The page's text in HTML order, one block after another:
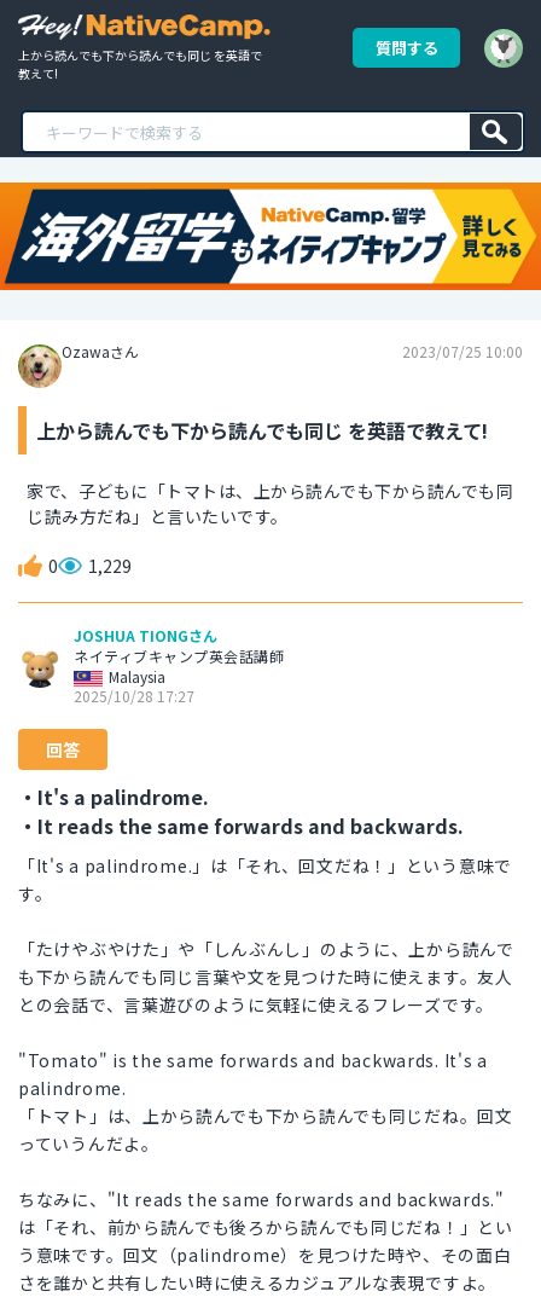
上から読んでも下から読んでも同じ を英語で
教えて!
質問する
Ozawaさん 2023/07/25 10:00
上から読んでも下から読んでも同じ を英語で教えて!
家で、子どもに「トマトは、上から読んでも下から読んでも同
じ読み方だね」と言いたいです。
0 1,229
JOSHUA TIONGさん
ネイティブキャンプ英会話講師
Malaysia
2025/10/28 17:27
回答
・It's a palindrome.
・It reads the same forwards and backwards.
「It's a palindrome.」は「それ、回文だね！」という意味で
す。
「たけやぶやけた」や「しんぶんし」のように、上から読んで
も下から読んでも同じ言葉や文を見つけた時に使えます。友人
との会話で、言葉遊びのように気軽に使えるフレーズです。
"Tomato" is the same forwards and backwards. It's a
palindrome.
「トマト」は、上から読んでも下から読んでも同じだね。回文
っていうんだよ。
ちなみに、"It reads the same forwards and backwards."
は「それ、前から読んでも後ろから読んでも同じだね！」とい
う意味です。回文（palindrome）を見つけた時や、その面白
さを誰かと共有したい時に使えるカジュアルな表現ですよ。